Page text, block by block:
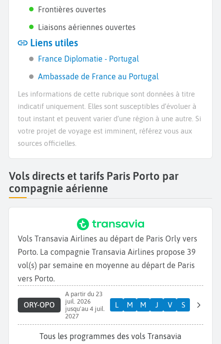
Frontières ouvertes
Liaisons aériennes ouvertes
Liens utiles
France Diplomatie - Portugal
Ambassade de France au Portugal
Les informations de cette rubrique sont données à titre
indicatif uniquement. Elles sont susceptibles d’évoluer à
tout instant et peuvent varier d’une région à une autre. Si
votre projet de voyage est imminent, référez vous aux
sources officielles.
Vols directs et tarifs Paris Porto par
compagnie aérienne
Vols Transavia Airlines au départ de Paris Orly vers
Porto. La compagnie Transavia Airlines propose 39
vol(s) par semaine en moyenne au départ de Paris
vers Porto.
ORY-OPO
A partir du 23
juil. 2026
jusqu'au 4 juil.
2027
L M M J V S
Tous les programmes des vols Transavia